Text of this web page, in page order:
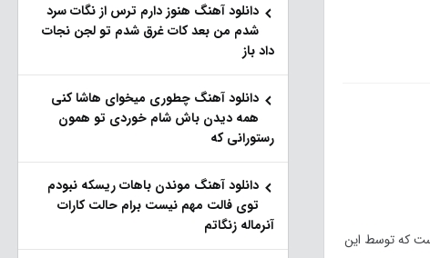
که توسط این
دانلود آهنگ هنو‌ز دارم ترس از نگات سرد
شدم من بعد کات غرق شدم تو لجن نجات
داد باز
دانلود آهنگ چطوری میخوای هاشا کنی
همه دیدن باش شام خوردی تو همون
رستورانی که
دانلود آهنگ موندن باهات ریسکه نبودم
توی فالت مهم نیست برام حالت کارات
آنرماله زنگاتم